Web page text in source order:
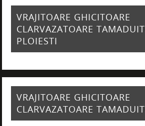
VRAJITOARE GHICITOARE
CLARVAZATOARE
PLOIESTI
VRAJITOARE GHICITOARE
CLARVAZATOARE